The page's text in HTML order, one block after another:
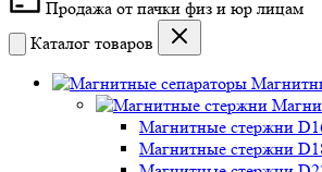
Продажа от пачки физ и юр лицам
Каталог товаров
Магнитные стержни
Магнитные стержни